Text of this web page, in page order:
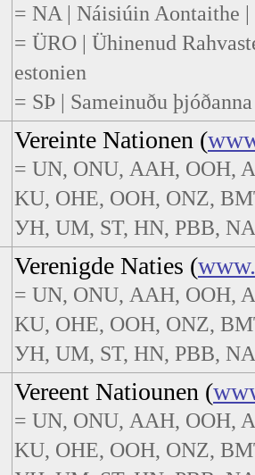
= NA | Náisiúin Aontaithe
= ÜRO | Ühinenud
estonien
= SÞ | Sameinuðu
Vereinte Nationen (
= UN, ONU, ААН, OOH,
KU, ΟΗΕ, ООН, ONZ,
УН, UM, ST, HN, PBB,
Verenigde Naties (
= UN, ONU, ААН, OOH,
KU, ΟΗΕ, ООН, ONZ,
УН, UM, ST, HN, PBB,
Vereent Natiounen (
= UN, ONU, ААН, OOH,
KU, ΟΗΕ, ООН, ONZ,